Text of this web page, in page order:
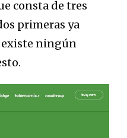
consta de tres
primeras ya
existe ningún